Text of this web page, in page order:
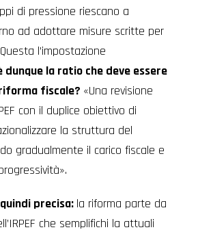
di pressione riescano a
ad adottare misure scritte per
l’impostazione
dunque la ratio che deve essere
fiscale? «Una revisione
con il duplice obiettivo di
la struttura del
gradualmente il carico fiscale e
precisa: la riforma parte da
che semplifichi la attuali